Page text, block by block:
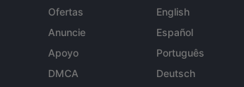
Ofertas
Anuncie
Apoyo
DMCA
English
Español
Português
Deutsch